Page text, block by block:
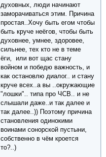
духовных, люди начинают
заморачиваться этим. Причина
простая..Хочу быть егом чтобы
быть круче неёгов, чтобы быть
духовнее, умнее, здоровее,
сильнее, тех кто не в теме
ёги, или вот щас стану
войном и победю важность, и
как остановлю диалог.. и стану
круче всех..а вы ..окружающие
"лошки".. типа про ЧСВ.. и не
слышали даже..и так далее и
так далее..)) Поэтому причина
становления одинокими
воинами сонорской пустыни,
собственно в чём кроется
то?..)